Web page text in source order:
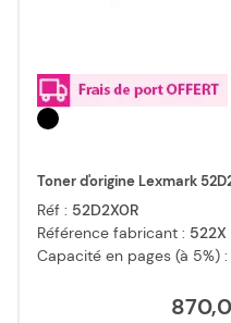
Toner d'origine Lexmark
Réf : 52D2X0R
Référence fabricant : 522X
Capacité en pages (à 5%) :